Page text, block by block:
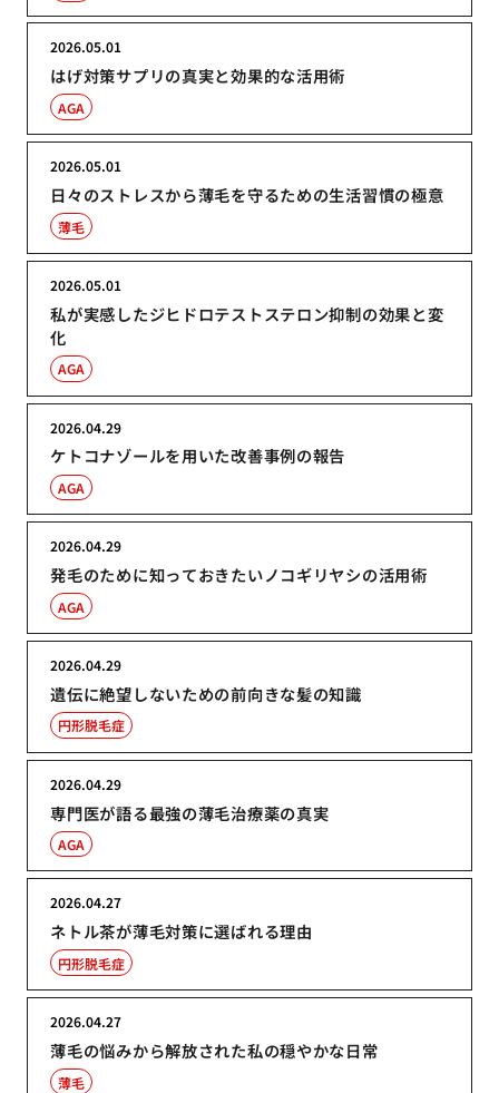
はげ対策サプリの真実と効果的な活用術
2026.05.01
AGA
日々のストレスから薄毛を守るための生活習慣の極意
2026.05.01
薄毛
私が実感したジヒドロテストステロン抑制の効果と変
化
2026.05.01
AGA
ケトコナゾールを用いた改善事例の報告
2026.04.29
AGA
発毛のために知っておきたいノコギリヤシの活用術
2026.04.29
AGA
遺伝に絶望しないための前向きな髪の知識
2026.04.29
円形脱毛症
専門医が語る最強の薄毛治療薬の真実
2026.04.29
AGA
ネトル茶が薄毛対策に選ばれる理由
2026.04.27
円形脱毛症
薄毛の悩みから解放された私の穏やかな日常
2026.04.27
薄毛